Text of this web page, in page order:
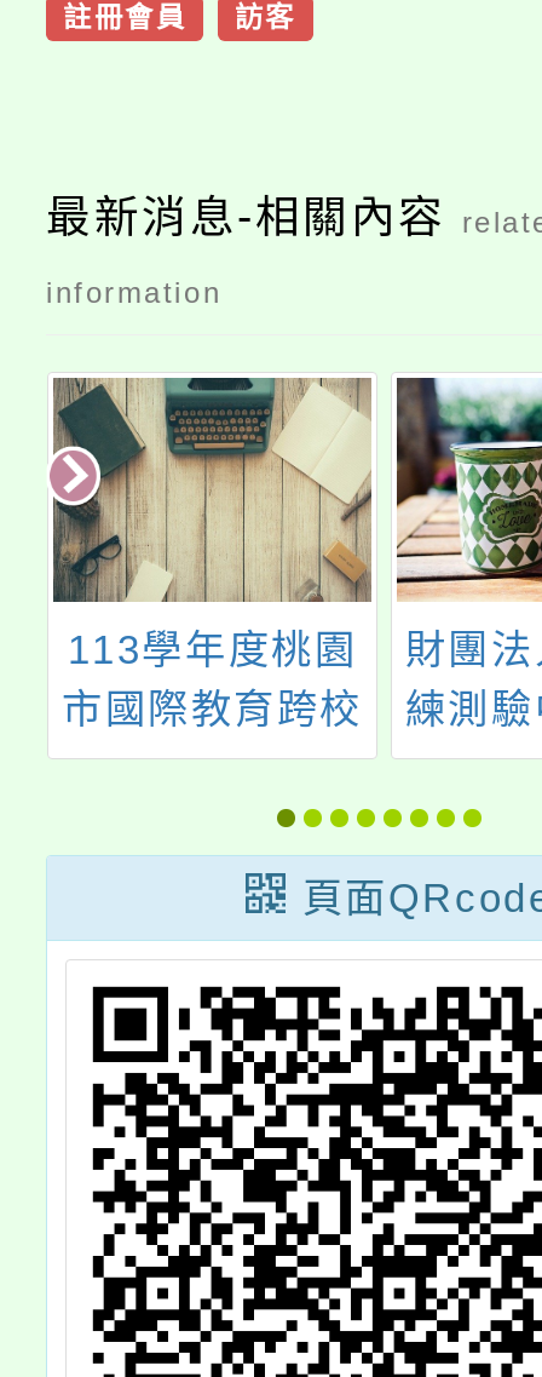
註冊會員 訪客
最新消息-相關內容
information
財團法人語言訓
練測驗中心「全
民英檢」
（GEPT）2024
年初級、中級測
驗報名
教育
「校
業發
臺」
源暨
案功
頁面